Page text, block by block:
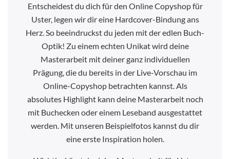
Entscheidest du dich für den Online Copyshop für
Uster, legen wir dir eine Hardcover-Bindung ans
Herz. So beeindruckst du jeden mit der edlen Buch-
Optik! Zu einem echten Unikat wird deine
Masterarbeit mit deiner ganz individuellen
Prägung, die du bereits in der Live-Vorschau im
Online-Copyshop betrachten kannst. Als
absolutes Highlight kann deine Masterarbeit noch
mit Buchecken oder einem Leseband ausgestattet
werden. Mit unseren Beispielfotos kannst du dir
eine erste Inspiration holen.